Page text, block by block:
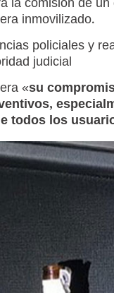
la comisión de
inmovilizado.
policiales y
judicial
«su
todos los